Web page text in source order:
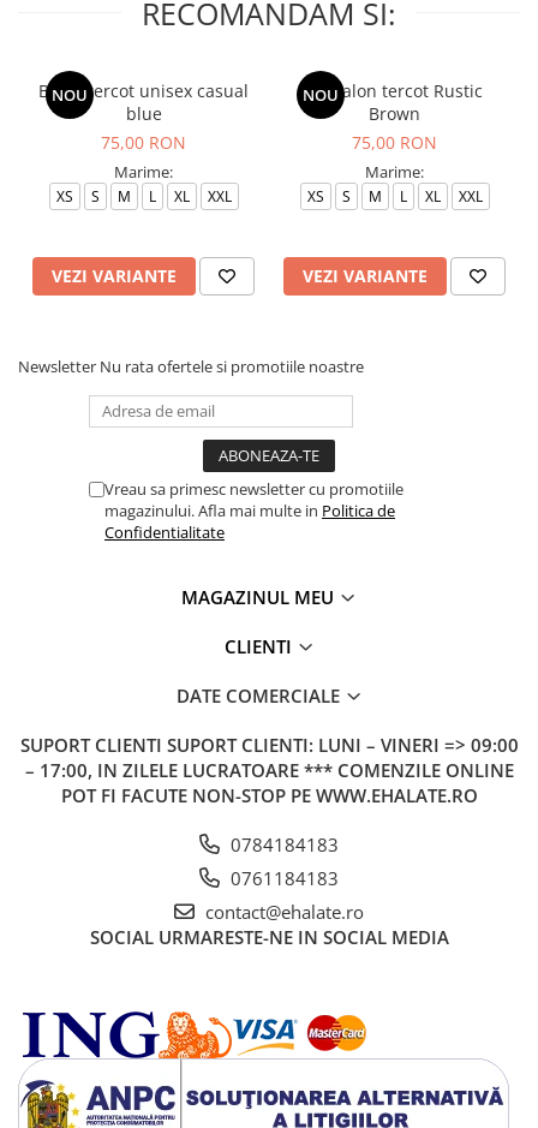
RECOMANDAM SI:
NOU
Bluza tercot unisex casual
blue
75,00 RON
Marime:
XS S M L XL XXL
VEZI VARIANTE
NOU
Pantalon tercot Rustic
Brown
75,00 RON
Marime:
XS S M L XL XXL
VEZI VARIANTE
Newsletter Nu rata ofertele si promotiile noastre
Vreau sa primesc newsletter cu promotiile
magazinului. Afla mai multe in Politica de
Confidentialitate
MAGAZINUL MEU
CLIENTI
DATE COMERCIALE
SUPORT CLIENTI SUPORT CLIENTI: LUNI – VINERI => 09:00
– 17:00, IN ZILELE LUCRATOARE *** COMENZILE ONLINE
POT FI FACUTE NON-STOP PE WWW.EHALATE.RO
0784184183
0761184183
contact@ehalate.ro
SOCIAL URMARESTE-NE IN SOCIAL MEDIA